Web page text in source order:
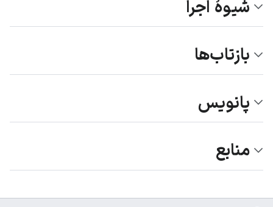
شیوهٔ اجرا
بازتاب‌ها
پانویس
منابع